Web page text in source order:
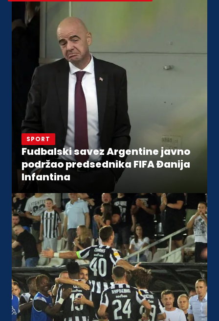
SPORT
Fudbalski savez Argentine javno
podržao predsednika FIFA Đanija
Infantina